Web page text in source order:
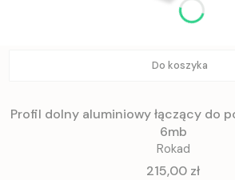
Do koszyka
Profil dolny aluminiowy łączący do
6mb
Rokad
Cena
215,00 zł